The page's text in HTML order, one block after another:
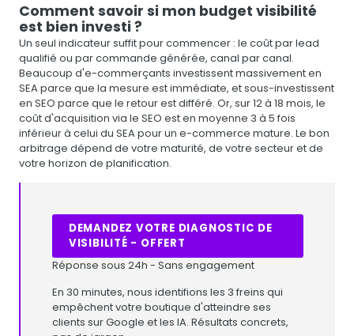
Comment savoir si mon budget visibilité
est bien investi ?
Un seul indicateur suffit pour commencer : le coût par lead
qualifié ou par commande générée, canal par canal.
Beaucoup d'e-commerçants investissent massivement en
SEA parce que la mesure est immédiate, et sous-investissent
en SEO parce que le retour est différé. Or, sur 12 à 18 mois, le
coût d'acquisition via le SEO est en moyenne 3 à 5 fois
inférieur à celui du SEA pour un e-commerce mature. Le bon
arbitrage dépend de votre maturité, de votre secteur et de
votre horizon de planification.
DEMANDEZ VOTRE DIAGNOSTIC DE
VISIBILITÉ - OFFERT
Réponse sous 24h - Sans engagement
En 30 minutes, nous identifions les 3 freins qui
empêchent votre boutique d'atteindre ses
clients sur Google et les IA. Résultats concrets,